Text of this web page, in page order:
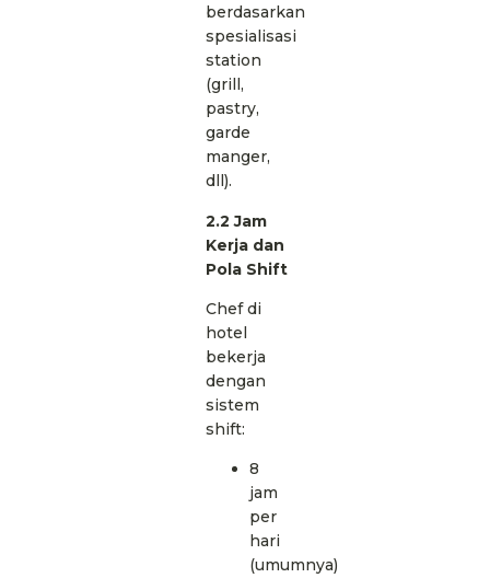
berdasarkan
spesialisasi
station
(grill,
pastry,
garde
manger,
dll).
2.2 Jam
Kerja dan
Pola Shift
Chef di
hotel
bekerja
dengan
sistem
shift:
8
jam
per
hari
(umumnya)